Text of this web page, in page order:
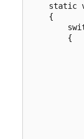
static
    {
        {